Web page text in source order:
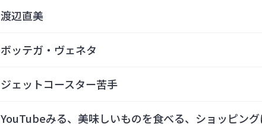
渡辺直美
ボッテガ・ヴェネタ
ジェットコースター苦手
YouTubeみる、美味しいものを食べる、ショッピング